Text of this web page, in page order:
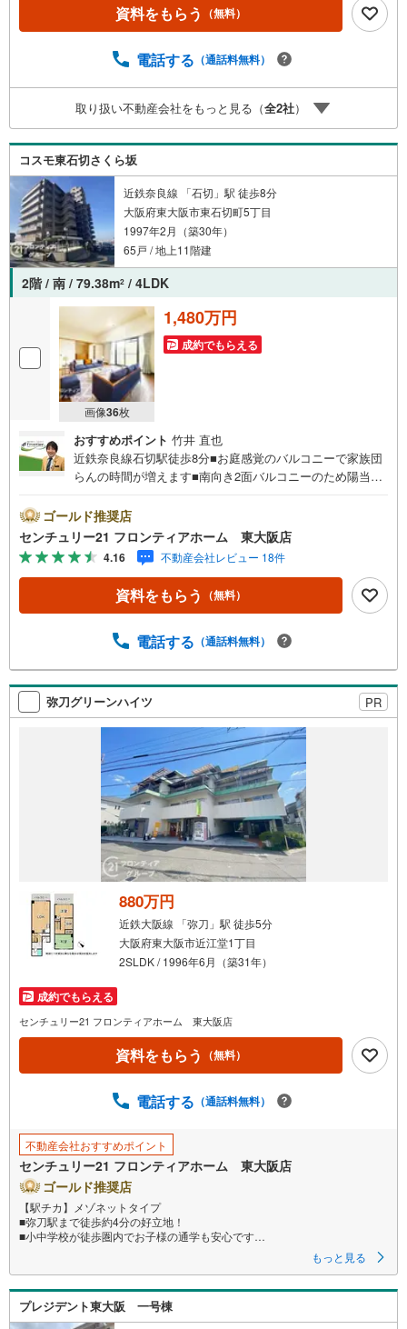
応致します！・営業時間:9:00～21:00上記の時間帯は、お
相談、承ります！■【無料送迎】「小さなお子さまをつれて
ご相談ください！営業スタッフがご自宅に伺って送迎致し
ます！【リフォーム相談】資格を持った専門スタッフがお
悩みに合わせてお話をうかがい、お客さまにぴったりの提
案を行います！■その他:物件相談、住宅ローン相談、ご質
問、気になること、何でもお気軽にご相談ください！
資料をもらう （無料）
電話する （通話料無料）
取り扱い不動産会社をもっと見る（全2社）
コスモ東石切さくら坂
近鉄奈良線 「石切」駅 徒歩8分
大阪府東大阪市東石切町5丁目
1997年2月（築30年）
65戸 / 地上11階建
2階 / 南 / 79.38m2 / 4LDK
画像36枚
1,480万円
成約でもらえる
おすすめポイント 竹井 直也
近鉄奈良線石切駅徒歩8分■お庭感覚のバルコニーで家族団
らんの時間が増えます■南向き2面バルコニーのため陽当た
内にスーパーやコンビニがあり、便利な立地！・リビング
横にある5.5帖の和室は客間や子どもの遊び場、昼寝スペー
スなど用途多彩・2沿線利用可能で通勤や通学にも便利で
す・ご家族の様子を見ながら料理ができる対面式キッチン
立地・石切東小学校まで徒歩約16分・石切中学校まで徒歩
約9分 弊社が選ばれる理由 1.お金の扱い方のプロ、ファイ
などにも対応できる売却専門チームあり！3.たくさんの銀
能！4.物件のお引渡し後に必要になったお家のリフォーム
も弊社のリフォームプランナーがご提案！5.定期的にご連
絡を繋ぎ、有事の際に迅速にサポートいたします弊社は専
門家同士が連携をとっているため、より多くの知見がござ
ゴールド推奨店
センチュリー21 フロンティアホーム 東大阪店
4.16 不動産会社レビュー 18件
資料をもらう （無料）
電話する （通話料無料）
弥刀グリーンハイツ PR
880万円
近鉄大阪線 「弥刀」駅 徒歩5分
大阪府東大阪市近江堂1丁目
2SLDK / 1996年6月（築31年）
成約でもらえる
センチュリー21 フロンティアホーム 東大阪店
資料をもらう （無料）
電話する （通話料無料）
不動産会社おすすめポイント
センチュリー21 フロンティアホーム 東大阪店
ゴールド推奨店
【駅チカ】メゾネットタイプ
■弥刀駅まで徒歩約4分の好立地！
■小中学校が徒歩圏内でお子様の通学も安心です
もっと見る
プレジデント東大阪 一号棟